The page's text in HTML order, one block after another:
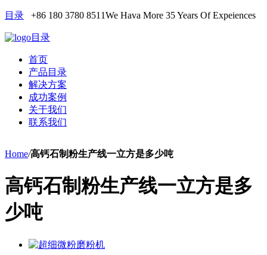
目录 +86 180 3780 8511We Hava More 35 Years Of Expeiences
目录
首页
产品目录
解决方案
成功案例
关于我们
联系我们
Home/高钙石制粉生产线一立方是多少吨
高钙石制粉生产线一立方是多
少吨